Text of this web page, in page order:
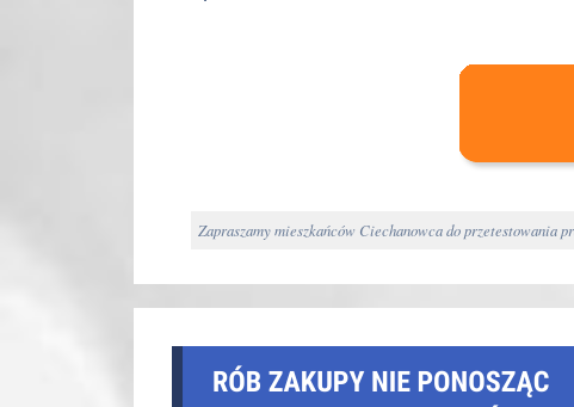
Zapraszamy mieszkańców Ciechanowca do przetestowania